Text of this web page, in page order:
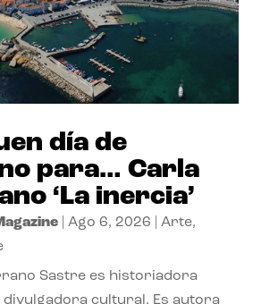
día de
para… Carla
‘La inercia’
| Ago 6, 2026 Arte,
Sastre es historiadora
divulgadora cultural. Es autora